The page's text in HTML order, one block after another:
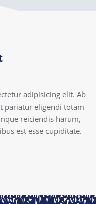
adipisicing elit. Ab
pariatur eligendi totam
reiciendis harum,
est esse cupiditate.